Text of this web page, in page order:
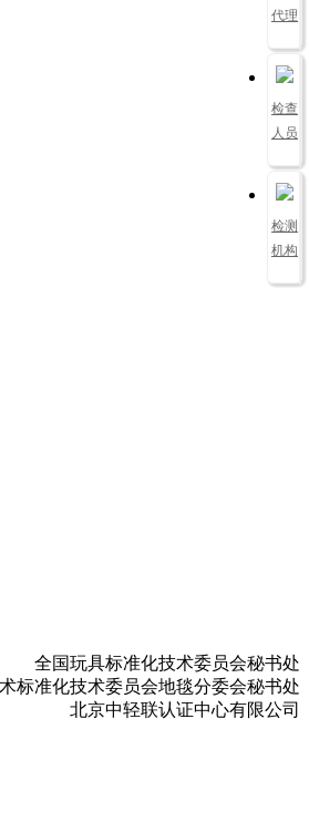
全国玩具标准化技术委员会秘书处
标准化技术委员会地毯分委会秘书处
北京中轻联认证中心有限公司
代理
检查
人员
检测
机构